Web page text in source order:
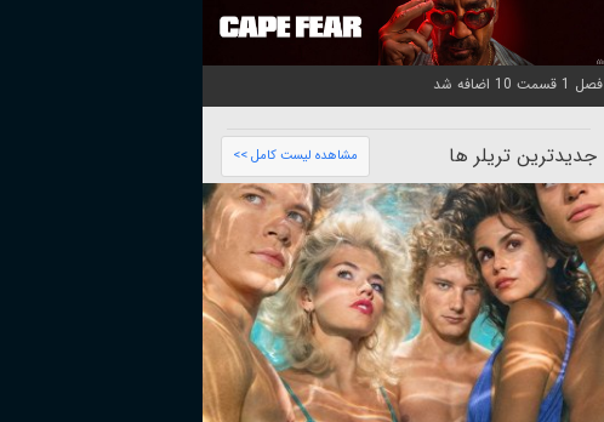
فصل 1 قسمت 10 اضافه شد
جدیدترین تریلر ها مشاهده لیست کامل >>